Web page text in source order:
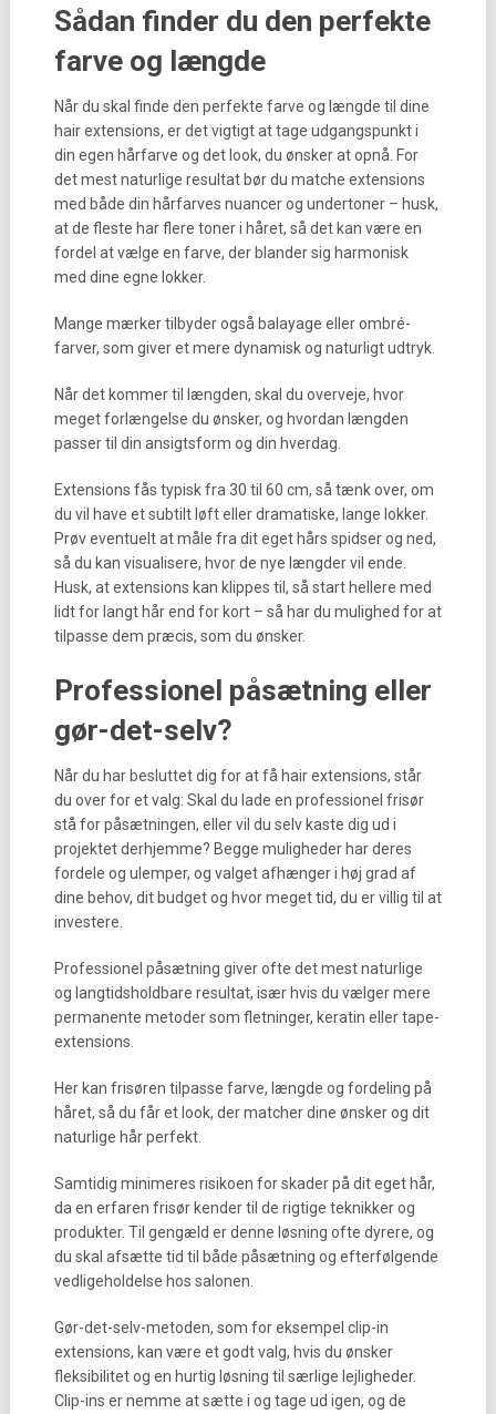
Sådan finder du den perfekte
farve og længde
Når du skal finde den perfekte farve og længde til dine
hair extensions, er det vigtigt at tage udgangspunkt i
din egen hårfarve og det look, du ønsker at opnå. For
det mest naturlige resultat bør du matche extensions
med både din hårfarves nuancer og undertoner – husk,
at de fleste har flere toner i håret, så det kan være en
fordel at vælge en farve, der blander sig harmonisk
med dine egne lokker.
Mange mærker tilbyder også balayage eller ombré-
farver, som giver et mere dynamisk og naturligt udtryk.
Når det kommer til længden, skal du overveje, hvor
meget forlængelse du ønsker, og hvordan længden
passer til din ansigtsform og din hverdag.
Extensions fås typisk fra 30 til 60 cm, så tænk over, om
du vil have et subtilt løft eller dramatiske, lange lokker.
Prøv eventuelt at måle fra dit eget hårs spidser og ned,
så du kan visualisere, hvor de nye længder vil ende.
Husk, at extensions kan klippes til, så start hellere med
lidt for langt hår end for kort – så har du mulighed for at
tilpasse dem præcis, som du ønsker.
Professionel påsætning eller
gør-det-selv?
Når du har besluttet dig for at få hair extensions, står
du over for et valg: Skal du lade en professionel frisør
stå for påsætningen, eller vil du selv kaste dig ud i
projektet derhjemme? Begge muligheder har deres
fordele og ulemper, og valget afhænger i høj grad af
dine behov, dit budget og hvor meget tid, du er villig til at
investere.
Professionel påsætning giver ofte det mest naturlige
og langtidsholdbare resultat, især hvis du vælger mere
permanente metoder som fletninger, keratin eller tape-
extensions.
Her kan frisøren tilpasse farve, længde og fordeling på
håret, så du får et look, der matcher dine ønsker og dit
naturlige hår perfekt.
Samtidig minimeres risikoen for skader på dit eget hår,
da en erfaren frisør kender til de rigtige teknikker og
produkter. Til gengæld er denne løsning ofte dyrere, og
du skal afsætte tid til både påsætning og efterfølgende
vedligeholdelse hos salonen.
Gør-det-selv-metoden, som for eksempel clip-in
extensions, kan være et godt valg, hvis du ønsker
fleksibilitet og en hurtig løsning til særlige lejligheder.
Clip-ins er nemme at sætte i og tage ud igen, og de